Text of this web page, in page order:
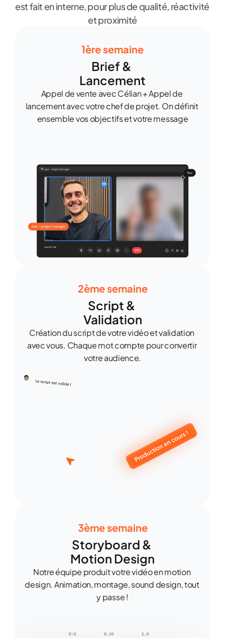
est fait en interne, pour plus de qualité, réactivité
et proximité
1ère semaine
Brief &
Lancement
Appel de vente avec Célian + Appel de
lancement avec votre chef de projet. On définit
ensemble vos objectifs et votre message
Script &
Validation
2ème semaine
Création du script de votre vidéo et validation
avec vous. Chaque mot compte pour convertir
votre audience.
3ème semaine
Storyboard &
Motion Design
Notre équipe produit votre vidéo en motion
design. Animation, montage, sound design, tout
y passe !